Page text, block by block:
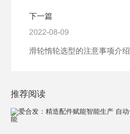
下一篇
2022-08-09
滑轮惰轮选型的注意事项介绍
推荐阅读